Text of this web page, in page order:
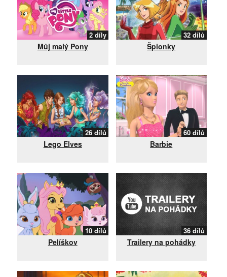
2 díly
Můj malý Pony
32 dílů
Špionky
26 dílů
Lego Elves
60 dílů
Barbie
10 dílů
Pelíškov
36 dílů
Trailery na pohádky